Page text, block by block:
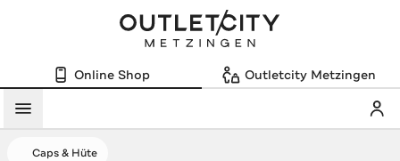
Online Shop Outletcity Metzingen
Menü
Caps & Hüte